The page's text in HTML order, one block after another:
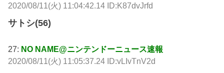
2020/08/11(火) 11:04:42.14 ID:K87dvJrfd
サトシ(56)
27: NO NAME@ニンテンドーニュース速報
2020/08/11(火) 11:05:37.24 ID:vLIvTnV2d